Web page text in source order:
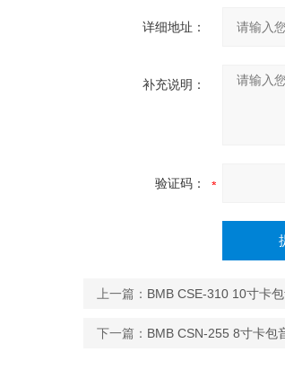
详细地址：
补充说明：
验证码：
上一篇： BMB CSE-310 10寸卡
下一篇： BMB CSN-255 8寸卡包